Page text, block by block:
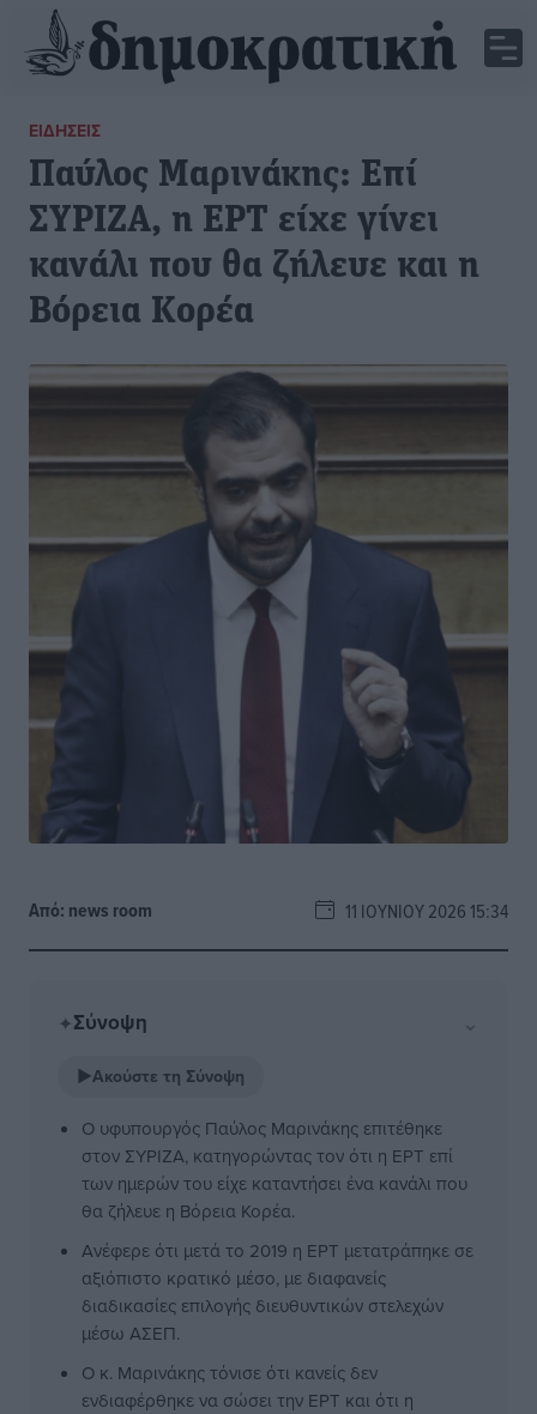
ΕΙΔΉΣΕΙΣ
Παύλος Μαρινάκης: Επί
ΣΥΡΙΖΑ, η ΕΡΤ είχε γίνει
κανάλι που θα ζήλευε και η
Βόρεια Κορέα
Από: news room 11 ΙΟΥΝΊΟΥ 2026 15:34
✦Σύνοψη ⌄
▶Ακούστε τη Σύνοψη
Ο υφυπουργός Παύλος Μαρινάκης επιτέθηκε
στον ΣΥΡΙΖΑ, κατηγορώντας τον ότι η ΕΡΤ επί
των ημερών του είχε καταντήσει ένα κανάλι που
θα ζήλευε η Βόρεια Κορέα.
Ανέφερε ότι μετά το 2019 η ΕΡΤ μετατράπηκε σε
αξιόπιστο κρατικό μέσο, με διαφανείς
διαδικασίες επιλογής διευθυντικών στελεχών
μέσω ΑΣΕΠ.
Ο κ. Μαρινάκης τόνισε ότι κανείς δεν
ενδιαφέρθηκε να σώσει την ΕΡΤ και ότι η